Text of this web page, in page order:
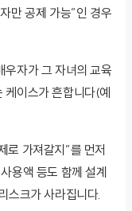
만 공제 가능”인 경우
우자가 그 자녀의 교육
이스가 흔합니다(예
로 가져갈지”를 먼저
용액 등도 함께 설계
스크가 사라집니다.